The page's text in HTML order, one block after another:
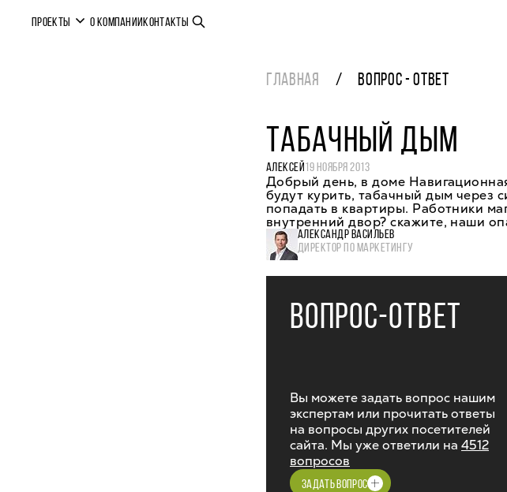
ПРОЕКТЫ О КОМПАНИИКОНТАКТЫ
ГЛАВНАЯ ВОПРОС - ОТВЕТ
ТАБАЧНЫЙ ДЫМ
АЛЕКСЕЙ19 НОЯБРЯ 2013
Добрый день, в доме
будут курить, табачный дым через
попадать в квартиры. Работники
внутренний двор? скажите, наши
АЛЕКСАНДР ВАСИЛЬЕВ
ДИРЕКТОР ПО МАРКЕТИНГУ
ВОПРОС-ОТВЕТ
Вы можете задать вопрос нашим
экспертам или прочитать ответы
на вопросы других посетителей
сайта. Мы уже ответили на 4512
вопросов
ЗАДАТЬ ВОПРОС